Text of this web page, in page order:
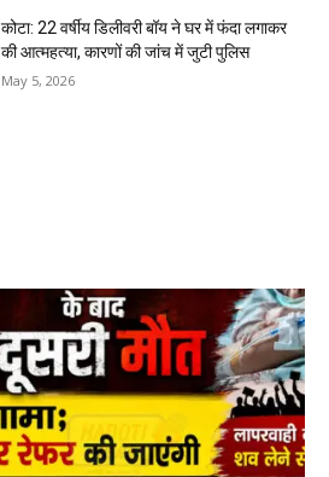
कोटा: 22 वर्षीय डिलीवरी बॉय ने घर में फंदा लगाकर
की आत्महत्या, कारणों की जांच में जुटी पुलिस
May 5, 2026